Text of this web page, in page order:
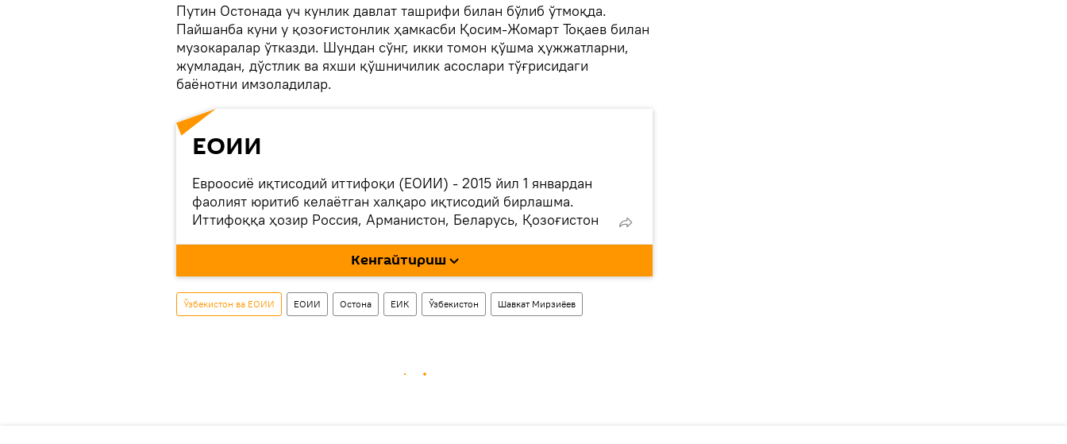
Путин Остонада уч кунлик давлат ташрифи билан бўлиб ўтмоқда.
Пайшанба куни у қозоғистонлик ҳамкасби Қосим-Жомарт Тоқаев билан
музокаралар ўтказди. Шундан сўнг, икки томон қўшма ҳужжатларни,
жумладан, дўстлик ва яхши қўшничилик асослари тўғрисидаги
баёнотни имзоладилар.
ЕОИИ
Евроосиё иқтисодий иттифоқи (ЕОИИ) - 2015 йил 1 январдан
фаолият юритиб келаётган халқаро иқтисодий бирлашма.
Иттифоққа ҳозир Россия, Арманистон, Беларусь, Қозоғистон
кузатувчи мақомини олди. Молдова, Куба, Эрон ҳам кузатувчи
мақомига эга.
Кенгайтириш
Ўзбекистон ва ЕОИИ ЕОИИ Остона ЕИК Ўзбекистон Шавкат Мирзиёев